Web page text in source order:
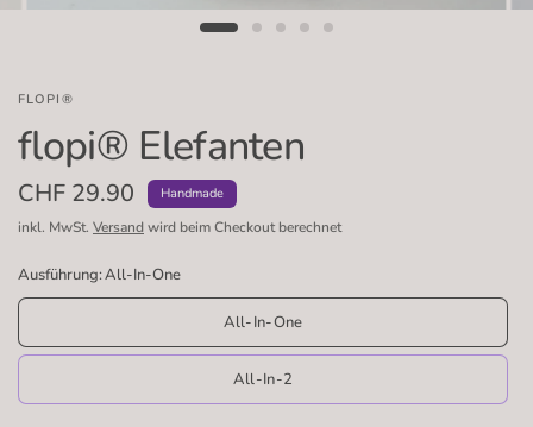
FLOPI®
flopi® Elefanten
CHF 29.90 Handmade
inkl. MwSt. Versandwird beim Checkout berechnet
Ausführung:All-In-One
All-In-One
All-In-2